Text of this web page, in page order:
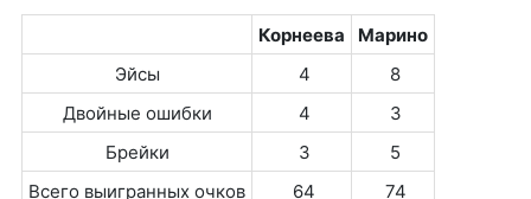
Корнеева
Марино
Эйсы
4
8
Двойные ошибки
4
3
Брейки
3
5
Всего выигранных очков
64 74